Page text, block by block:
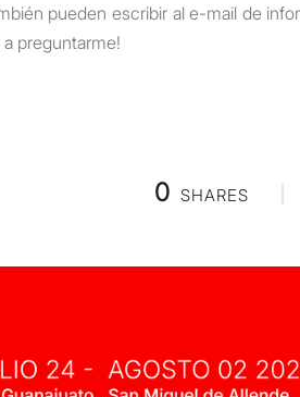
pueden escribir al e-mail de
a preguntarme!
0 SHARES